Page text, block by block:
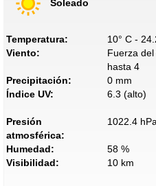
Soleado
Temperatura:
10° C -
Viento:
Fuerza
hasta 4
Precipitación:
0 mm
Índice UV:
6.3 (alto)
Presión
atmosférica:
1022.4
Humedad:
58 %
Visibilidad:
10 km